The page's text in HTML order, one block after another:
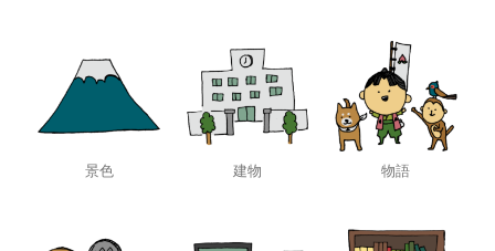
景色 建物 物語